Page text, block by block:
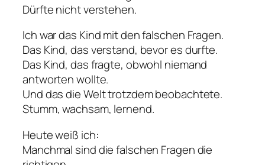
Dürfte nicht verstehen.
Ich war das Kind mit den falschen Fragen.
Das Kind, das verstand, bevor es durfte.
Das Kind, das fragte, obwohl niemand
antworten wollte.
Und das die Welt trotzdem beobachtete.
Stumm, wachsam, lernend.
Heute weiß ich:
Manchmal sind die falschen Fragen die